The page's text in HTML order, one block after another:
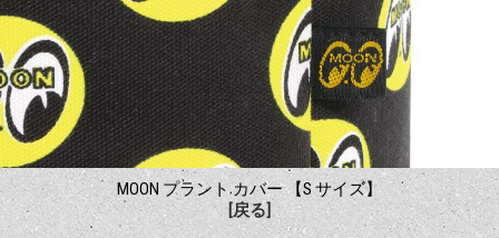
MOON プラント カバー 【S サイズ】
[戻る]